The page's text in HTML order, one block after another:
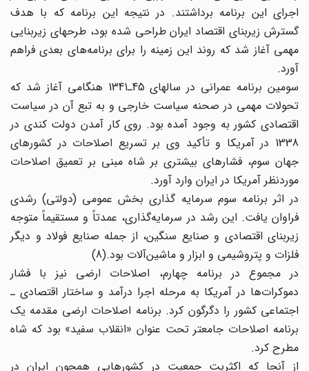
اجرای این برنامه برداشتند. در نتیجه این برنامه که با هدف
گسترش زیربنای اقتصاد ایران طراحی شده بود، طرحهای زیربنایی
مهمی آغاز شد که روند این زمینه را برای برنامه‌های بعدی فراهم
آورد.
سومین برنامه عمرانی در سالهای 45ـ1341 هنگامی آغاز شد که
تحولات مهمی در صحنه سیاست خارجی و به تبع آن در سیاست
اقتصادی کشور به وجود آمده بود. روی کار آمدن دولت کندی در
1338 در آمریکا و تأکید وی بر تسریع اصلاحات در کشورهای
جهان سوم، فشارهای بیشتری بر شاه مبنی بر تعمیق اصلاحات
موردنظر آمریکا در ایران وارد آورد.
در اثر برنامه سوم سرمایه‌ گذاری بخش عمومی (دولتی) رشدی
فراوان یافت. این رشد در سرمایه‌گذاری، عمدتاً و مستقیماً متوجه
زیربنای اقتصادی و صنایع سنگین، از جمله صنایع فولاد و دیگر
فلزات و پتروشیمی و ابزار و ماشین‌آلات بود.(8)
در مجموع در برنامه چهارم، اصلاحات ارضی نیز با فشار
دموکرات‌ها در آمریکا به مرحله اجرا درآمد و ساختار اقتصادی ـ
اجتماعی کشور را دگرگون کرد. برنامه اصلاحات ارضی مقدمه یک
برنامه اصلاحات جامعتر تحت عنوان ‌«انقلاب سفید» بود که شاه
مطرح کرد.
از آنجا که اکثریت جمعیت در کشورهایی همچون ایران در